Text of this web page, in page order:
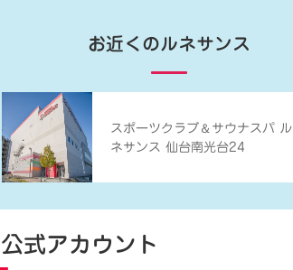
お近くのルネサンス
スポーツクラブ ＆ サウナスパ ル
ネサンス 仙台南光台24
公式アカウント